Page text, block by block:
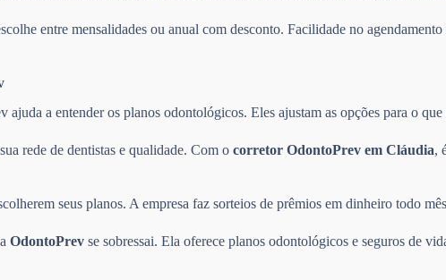
entre mensalidades ou anual com desconto. Facilidade no
ajuda a entender os planos odontológicos. Eles ajustam as opções para o
rede de dentistas e qualidade. Com o corretor OdontoPrev em Cláudia,
seus planos. A empresa faz sorteios de prêmios em dinheiro todo
OdontoPrev se sobressai. Ela oferece planos odontológicos e seguros de